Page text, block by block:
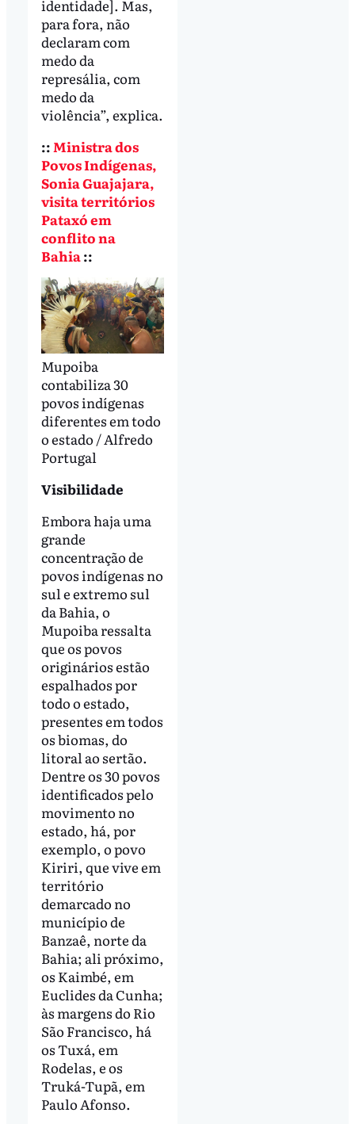
identidade]. Mas,
para fora, não
declaram com
medo da
represália, com
medo da
violência”, explica.
:: Ministra dos
Povos Indígenas,
Sonia Guajajara,
visita territórios
Pataxó em
conflito na
Bahia::
Mupoiba
contabiliza 30
povos indígenas
diferentes em todo
o estado / Alfredo
Portugal
Visibilidade
Embora haja uma
grande
concentração de
povos indígenas no
sul e extremo sul
da Bahia, o
Mupoiba ressalta
que os povos
originários estão
espalhados por
todo o estado,
presentes em todos
os biomas, do
litoral ao sertão.
Dentre os 30 povos
identificados pelo
movimento no
estado, há, por
exemplo, o povo
Kiriri, que vive em
território
demarcado no
município de
Banzaê, norte da
Bahia; ali próximo,
os Kaimbé, em
Euclides da Cunha;
às margens do Rio
São Francisco, há
os Tuxá, em
Rodelas, e os
Truká-Tupã, em
Paulo Afonso.